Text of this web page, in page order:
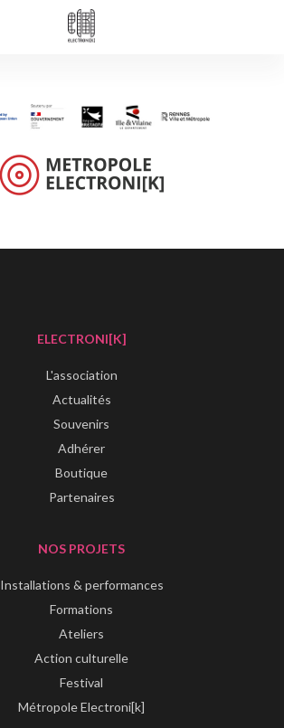
ELECTRONI[K]
L'association
Actualités
Souvenirs
Adhérer
Boutique
Partenaires
NOS PROJETS
Installations & performances
Formations
Ateliers
Action culturelle
Festival
Métropole Electroni[k]